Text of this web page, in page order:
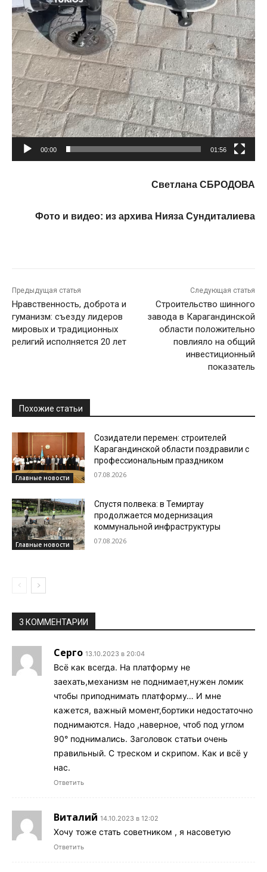
00:00 01:56
Светлана СБРОДОВА
Фото и видео: из архива Нияза Сундиталиева
Предыдущая статья
Нравственность, доброта и
гуманизм: съезду лидеров
мировых и традиционных
религий исполняется 20 лет
Следующая статья
Строительство шинного
завода в Карагандинской
области положительно
повлияло на общий
инвестиционный
показатель
Похожие статьи
Главные новости
Созидатели перемен: строителей
Карагандинской области поздравили с
профессиональным праздником
07.08.2026
Главные новости
Спустя полвека: в Темиртау
продолжается модернизация
коммунальной инфраструктуры
07.08.2026
3 КОММЕНТАРИИ
Серго 13.10.2023 в 20:04
Всё как всегда. На платформу не
заехать,механизм не поднимает,нужен ломик
чтобы приподнимать платформу… И мне
кажется, важный момент,бортики недостаточно
поднимаются. Надо ,наверное, чтоб под углом
90° поднимались. Заголовок статьи очень
правильный. С треском и скрипом. Как и всё у
нас.
Ответить
Виталий 14.10.2023 в 12:02
Хочу тоже стать советником , я насоветую
Ответить